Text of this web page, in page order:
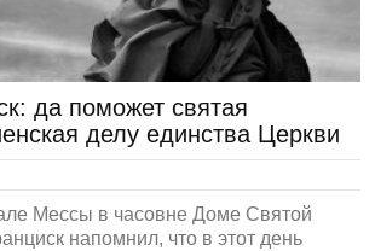
да поможет святая
делу единства Церкви
Мессы в часовне Доме Святой
напомнил, что в этот день